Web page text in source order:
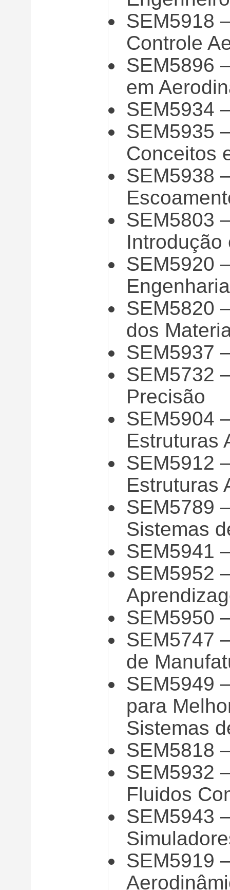
SEM5918
Controle
SEM5896
em
SEM5934
SEM5935
Conceitos
SEM5938
SEM5803
Introdução
SEM5920
Engenharia
SEM5820
dos
SEM5937
SEM5732
Precisão
SEM5904
Estruturas
SEM5912
Estruturas
SEM5789
Sistemas
SEM5941
SEM5952
SEM5950
SEM5747
de
SEM5949
para
Sistemas
SEM5818
SEM5932
Fluidos
SEM5943
SEM5919